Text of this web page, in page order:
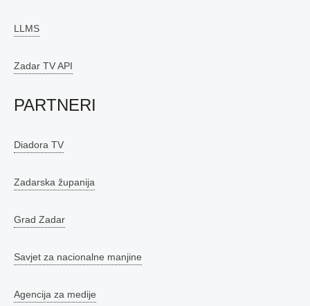
LLMS
Zadar TV API
PARTNERI
Diadora TV
Zadarska županija
Grad Zadar
Savjet za nacionalne manjine
Agencija za medije